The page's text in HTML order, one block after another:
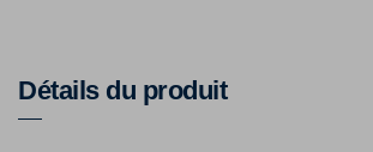
Détails du produit